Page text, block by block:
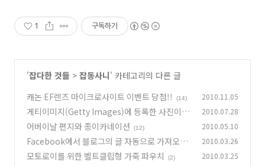
1 구독하기
'잡다한 것들 > 잡동사니' 카테고리의 다른 글
캐논 EF렌즈 마이크로사이트 이벤트 당첨!!
(14) 2010.11.05
게티이미지(Getty Images)에 등록한 사진이 드
디어 팔리다!
(5)
2010.07.28
어버이날 편지와 종이카네이션 (12) 2010.05.10
Facebook에서 블로그의 글 자동으로 가져오기
(0)
2010.03.26
모토로이를 위한 벨트클립형 가죽 파우치 (2) 2010.03.25